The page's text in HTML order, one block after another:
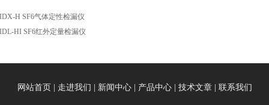
H SF6气体定性检漏仪
HI SF6红外定量检漏仪
网站首页 走进我们 新闻中心| 产品中心| 技术文章| 联系我们